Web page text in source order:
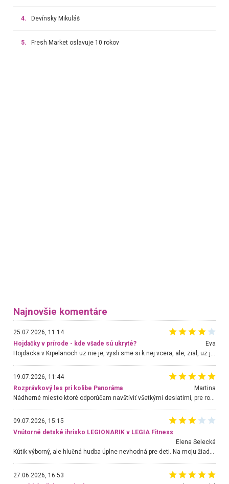
4. Devínsky Mikuláš
5. Fresh Market oslavuje 10 rokov
Najnovšie komentáre
25.07.2026, 11:14
Hojdačky v prírode - kde všade sú ukryté?
Eva
Hojdacka v Krpelanoch uz nie je, vysli sme si k nej vcera, ale, zial, uz je znicena. Ak sem planujete cestu len kvoli hojdacke, mozete si ju usetrit. Krasny vyhlad je tu vsak aj bez hojdacky :-)
19.07.2026, 11:44
Rozprávkový les pri kolibe Panoráma
Martina
Nádherné miesto ktoré odporúčam navštíviť všetkými desiatimi, pre rodiny s deťmi, dôchodcom... Proste a jednoducho ozaj rozprávkový les.. určite ešte prídeme. Odniesli sme si na pamiatku krásne tričká,
09.07.2026, 15:15
Vnútorné detské ihrisko LEGIONARIK v LEGIA Fitness
Elena Selecká
Kútik výborný, ale hlučná hudba úplne nevhodná pre deti. Na moju žiadosť o aspoň sušenie nereagovali.
27.06.2026, 16:53